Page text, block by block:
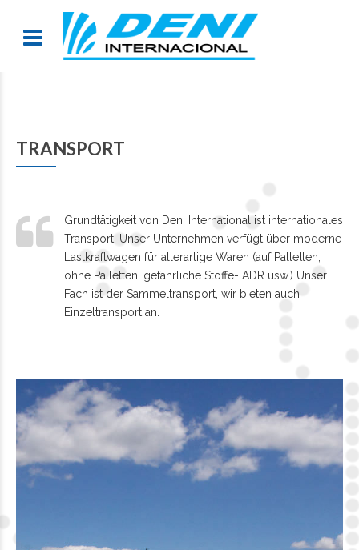
TRANSPORT
Grundtätigkeit von Deni International ist internationales
Transport. Unser Unternehmen verfügt über moderne
Lastkraftwagen für allerartige Waren (auf Palletten,
ohne Palletten, gefährliche Stoffe- ADR usw.) Unser
Fach ist der Sammeltransport, wir bieten auch
Einzeltransport an.